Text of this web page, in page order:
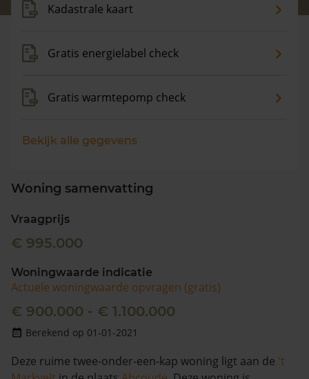
Kadastrale kaart
Gratis energielabel check
Gratis warmtepomp check
Bekijk alle gegevens
Woning samenvatting
Vraagprijs
€ 995.000
Woningwaarde indicatie
Actuele woningwaarde opvragen (gratis)
€ 900.000 - € 1.100.000
Berekend op 01-01-2021
Deze ruime twee-onder-een-kap woning ligt aan de 't